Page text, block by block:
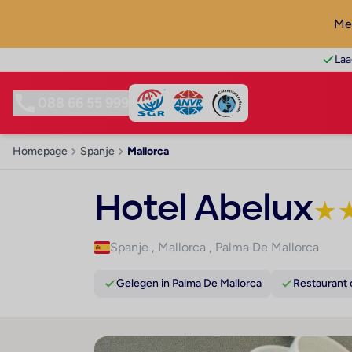
Homepage Spanje Mallorca
Hotel Abelux★
Spanje , Mallorca , Palma De Mallorca
Gelegen in Palma De Mallorca Restaurant